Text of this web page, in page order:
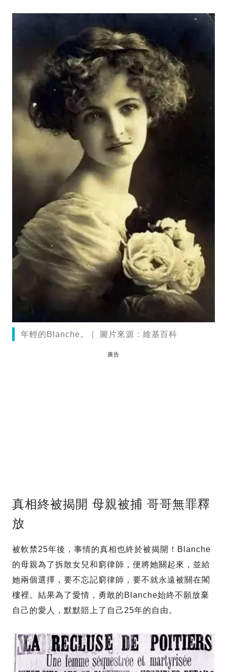
年輕的Blanche。｜ 圖片來源：維基百科
廣告
真相終被揭開 母親被捕 哥哥無罪釋
放
被軟禁25年後，事情的真相也終於被揭開！Blanche
的母親為了拆散女兒和窮律師，便將她關起來，並給
她兩個選擇，要不忘記窮律師，要不就永遠被關在閣
樓裡。結果為了愛情，勇敢的Blanche始終不願放棄
自己的愛人，默默賠上了自己25年的自由。